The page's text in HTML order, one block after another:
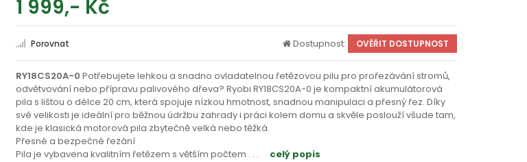
1 999,- Kč
Porovnat Dostupnost: OVĚŘIT DOSTUPNOST
RY18CS20A-0 Potřebujete lehkou a snadno ovladatelnou řetězovou pilu pro prořezávání stromů,
odvětvování nebo přípravu palivového dřeva? Ryobi RY18CS20A-0 je kompaktní akumulátorová
pila s lištou o délce 20 cm, která spojuje nízkou hmotnost, snadnou manipulaci a přesný řez. Díky
své velikosti je ideální pro běžnou údržbu zahrady i práci kolem domu a skvěle poslouží všude tam,
kde je klasická motorová pila zbytečně velká nebo těžká.
Přesné a bezpečné řezání
Pila je vybavena kvalitním řetězem s větším počtem . . . celý popis